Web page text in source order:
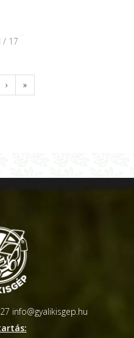
/ 17
› »
info@gyalikisgep.hu